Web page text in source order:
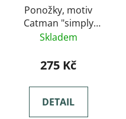
Ponožky, motiv
Catman "simply
kolekce"
Skladem
275 Kč
DETAIL